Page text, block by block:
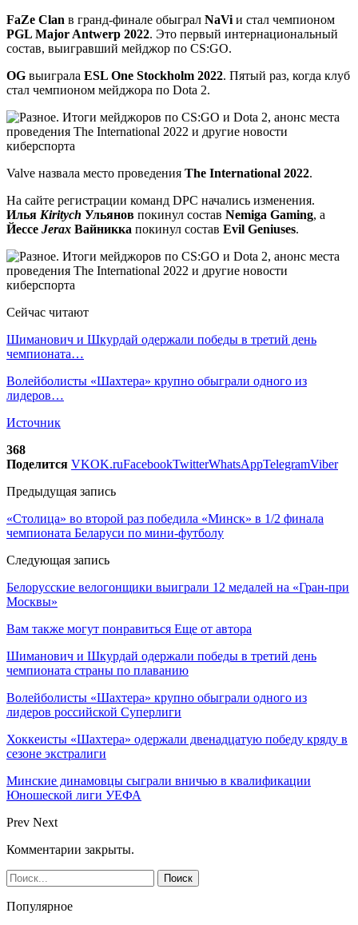
FaZe Clan в гранд-финале обыграл NaVi и стал чемпионом
PGL Major Antwerp 2022. Это первый интернациональный
состав, выигравший мейджор по CS:GO.
OG выиграла ESL One Stockholm 2022. Пятый раз, когда клуб
стал чемпионом мейджора по Dota 2.
Valve назвала место проведения The International 2022.
На сайте регистрации команд DPC начались изменения.
Илья Kiritych Ульянов покинул состав Nemiga Gaming, а
Йессе Jerax Вайникка покинул состав Evil Geniuses.
Сейчас читают
Шиманович и Шкурдай одержали победы в третий день
чемпионата…
Волейболисты «Шахтера» крупно обыграли одного из
лидеров…
Источник
368
Поделится VKOK.ruFacebookTwitterWhatsAppTelegramViber
Предыдущая запись
«Столица» во второй раз победила «Минск» в 1/2 финала
чемпионата Беларуси по мини-футболу
Следующая запись
Белорусские велогонщики выиграли 12 медалей на «Гран-при
Москвы»
Вам также могут понравиться Еще от автора
Шиманович и Шкурдай одержали победы в третий день
чемпионата страны по плаванию
Волейболисты «Шахтера» крупно обыграли одного из
лидеров российской Суперлиги
Хоккеисты «Шахтера» одержали двенадцатую победу кряду в
сезоне экстралиги
Минские динамовцы сыграли вничью в квалификации
Юношеской лиги УЕФА
Prev Next
Комментарии закрыты.
Популярное